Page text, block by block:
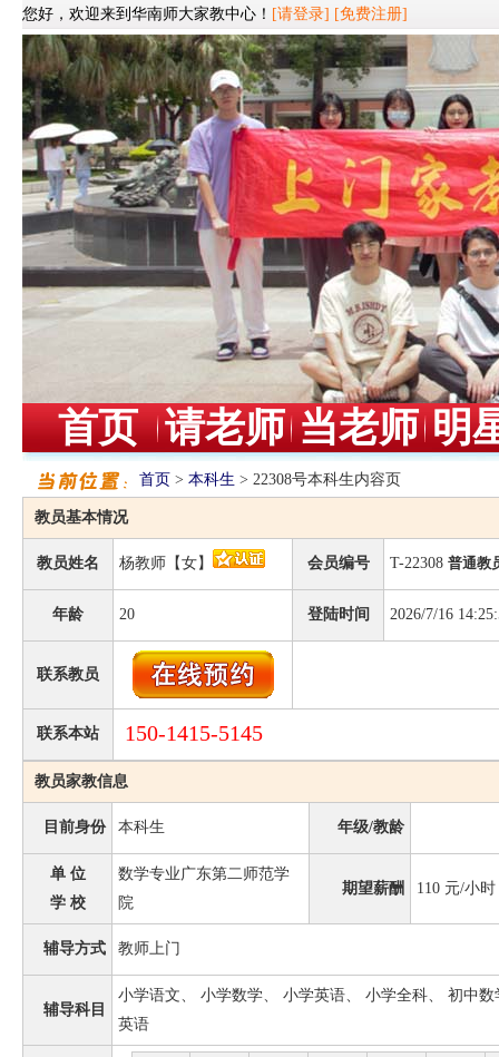
您好，欢迎来到华南师大家教中心！ [请登录] [免费注册]
首页 请老师 当老师 明
首页 > 本科生 > 22308号本科生内容页
教员基本情况
教员姓名 杨教师【女】 会员编号 T-22308 普通教
年龄 20 登陆时间 2026/7/16
联系教员
联系本站 150-1415-5145
教员家教信息
目前身份 本科生 年级/教龄
单 位
学 校
数学专业广东第二师范学
院
期望薪酬 110 元/小时
辅导方式 教师上门
辅导科目
小学语文、 小学数学、 小学英语、 小学全科、 初中
英语